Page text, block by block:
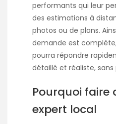
performants qui leur
des estimations à
photos ou de plans.
demande est
pourra répondre
détaillé et réaliste,
Pourquoi faire
expert local